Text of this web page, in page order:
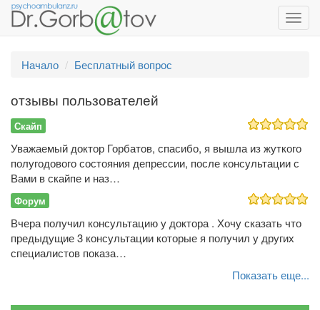
Начало
Бесплатный вопрос
отзывы пользователей
Скайп
Уважаемый доктор Горбатов, спасибо, я вышла из жуткого
полугодового состояния депрессии, после консультации с
Вами в скайпе и наз…
Форум
Вчера получил консультацию у доктора . Хочу сказать что
предыдущие 3 консультации которые я получил у других
специалистов показа…
Показать еще...